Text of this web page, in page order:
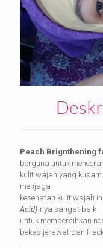
Peach Brignthening
berguna untuk
kulit wajah yang
menjaga
kesehatan kulit wajah
Acid)-nya sangat baik
untuk membersihkan
bekas jerawat dan